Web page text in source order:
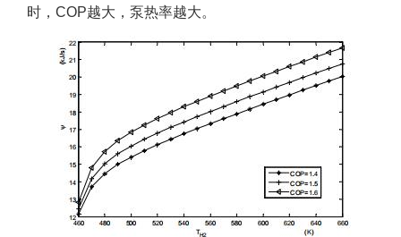
时，COP越大，泵热率越大。